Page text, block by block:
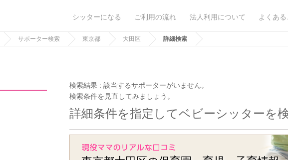
シッターになる ご利用の流れ 法人利用について よくあ
サポーター検索 東京都 大田区 詳細検索
検索結果 :該当するサポーターがいません。
検索条件を見直してみましょう。
詳細条件を指定してベビーシッターを